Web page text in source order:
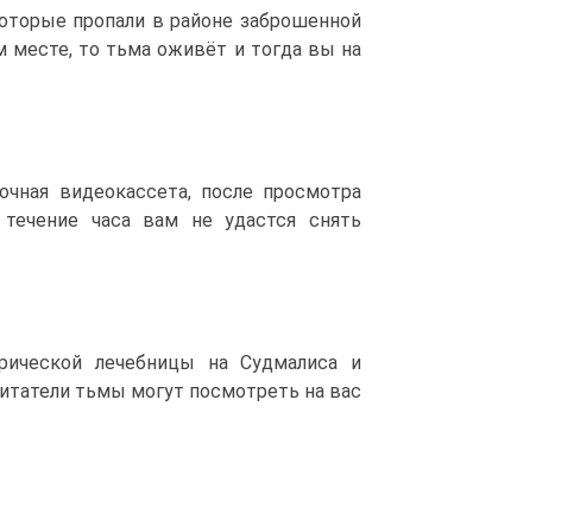
пропали в районе заброшенной
месте, то тьма оживёт и тогда вы на
видеокассета, после просмотра
часа вам не удастся снять
лечебницы на Судмалиса и
тьмы могут посмотреть на вас